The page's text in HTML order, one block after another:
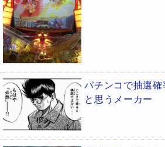
パチンコで抽選
と思うメーカー